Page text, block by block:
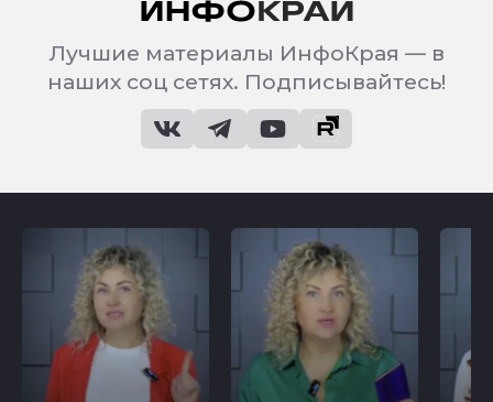
Лучшие материалы ИнфоКрая — в
наших соц сетях. Подписывайтесь!